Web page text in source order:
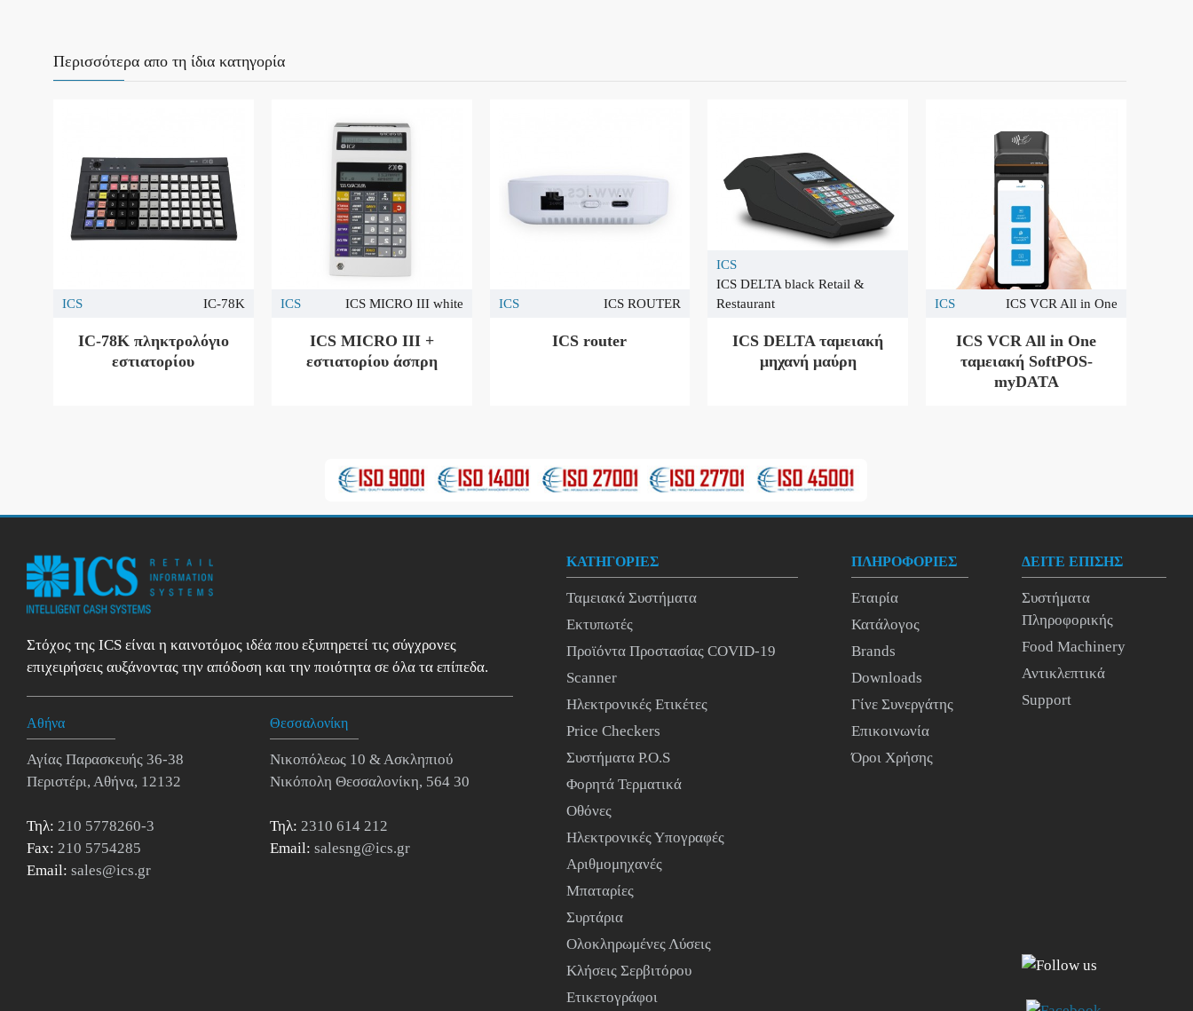
Περισσότερα απο τη ίδια κατηγορία
ICS IC-78K
IC-78K πληκτρολόγιο
εστιατορίου
ICS ICS MICRO III white
ICS MICRO III +
εστιατορίου άσπρη
ICS ICS ROUTER
ICS router
ICS
ICS DELTA black Retail &
Restaurant
ICS DELTA ταμειακή
μηχανή μαύρη
ICS ICS VCR All in One
ICS VCR All in One
ταμειακή SoftPOS-
myDATA
Στόχος της ICS είναι η καινοτόμος ιδέα που εξυπηρετεί τις σύγχρονες
επιχειρήσεις αυξάνοντας την απόδοση και την ποιότητα σε όλα τα επίπεδα.
Αθήνα
Αγίας Παρασκευής 36-38
Περιστέρι, Αθήνα, 12132
Τηλ: 210 5778260-3
Fax: 210 5754285
Email: sales@ics.gr
Θεσσαλονίκη
Νικοπόλεως 10 & Ασκληπιού
Νικόπολη Θεσσαλονίκη, 564 30
Τηλ: 2310 614 212
Email: salesng@ics.gr
ΚΑΤΗΓΟΡΙΕΣ
Ταμειακά Συστήματα
Εκτυπωτές
Προϊόντα Προστασίας COVID-19
Scanner
Ηλεκτρονικές Ετικέτες
Price Checkers
Συστήματα P.O.S
Φορητά Τερματικά
Οθόνες
Ηλεκτρονικές Υπογραφές
Αριθμομηχανές
Μπαταρίες
Συρτάρια
Ολοκληρωμένες Λύσεις
Κλήσεις Σερβιτόρου
Ετικετογράφοι
ΠΛΗΡΟΦΟΡΙΕΣ
Εταιρία
Κατάλογος
Brands
Downloads
Γίνε Συνεργάτης
Επικοινωνία
Όροι Χρήσης
ΔΕΙΤΕ ΕΠΙΣΗΣ
Συστήματα
Πληροφορικής
Food Machinery
Αντικλεπτικά
Support